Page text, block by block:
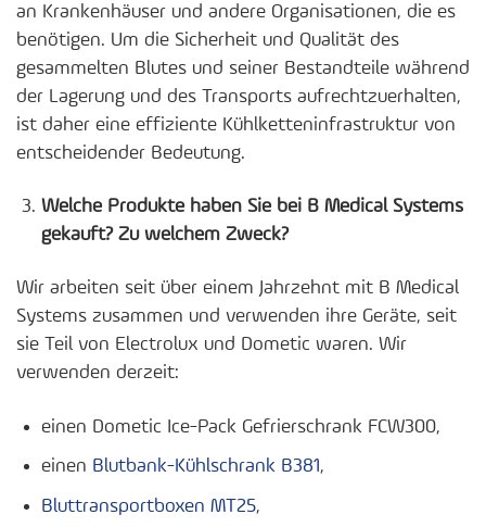
an Krankenhäuser und andere Organisationen, die es
benötigen. Um die Sicherheit und Qualität des
gesammelten Blutes und seiner Bestandteile während
der Lagerung und des Transports aufrechtzuerhalten,
ist daher eine effiziente Kühlketteninfrastruktur von
entscheidender Bedeutung.
Welche Produkte haben Sie bei B Medical Systems
gekauft? Zu welchem Zweck?
Wir arbeiten seit über einem Jahrzehnt mit B Medical
Systems zusammen und verwenden ihre Geräte, seit
sie Teil von Electrolux und Dometic waren. Wir
verwenden derzeit:
einen Dometic Ice-Pack Gefrierschrank FCW300,
einen Blutbank-Kühlschrank B381,
Bluttransportboxen MT25,